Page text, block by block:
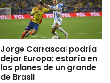
Jorge Carrascal podría
dejar Europa: estaría en
los planes de un grande
de Brasil